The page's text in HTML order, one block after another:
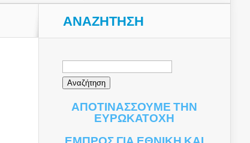
ΑΝΑΖΉΤΗΣΗ
Αναζήτηση
ΑΠΟΤΙΝΑΣΣΟΥΜΕ ΤΗΝ
ΕΥΡΩΚΑΤΟΧΗ